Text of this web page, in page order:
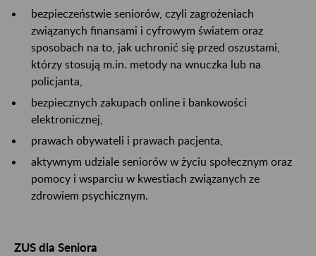
bezpieczeństwie seniorów, czyli zagrożeniach
związanych finansami i cyfrowym światem oraz
sposobach na to, jak uchronić się przed oszustami,
którzy stosują m.in. metody na wnuczka lub na
policjanta,
bezpiecznych zakupach online i bankowości
elektronicznej,
prawach obywateli i prawach pacjenta,
aktywnym udziale seniorów w życiu społecznym oraz
pomocy i wsparciu w kwestiach związanych ze
zdrowiem psychicznym.
ZUS dla Seniora